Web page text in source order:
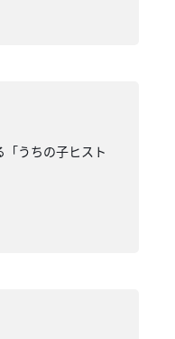
うちの子ヒスト